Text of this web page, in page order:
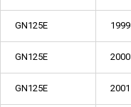
GN125E 1999
GN125E 2000
GN125E 2001